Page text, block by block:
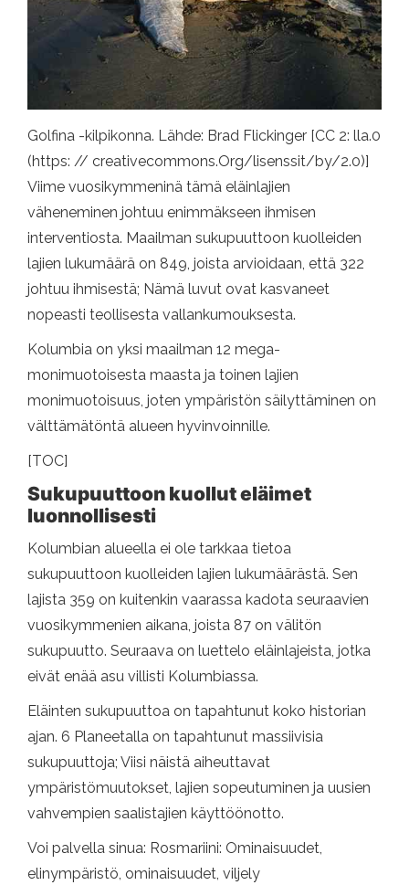
Golfina -kilpikonna. Lähde: Brad Flickinger [CC 2: lla.0
(https: // creativecommons.Org/lisenssit/by/2.0)]
Viime vuosikymmeninä tämä eläinlajien
väheneminen johtuu enimmäkseen ihmisen
interventiosta. Maailman sukupuuttoon kuolleiden
lajien lukumäärä on 849, joista arvioidaan, että 322
johtuu ihmisestä; Nämä luvut ovat kasvaneet
nopeasti teollisesta vallankumouksesta.
Kolumbia on yksi maailman 12 mega-
monimuotoisesta maasta ja toinen lajien
monimuotoisuus, joten ympäristön säilyttäminen on
välttämätöntä alueen hyvinvoinnille.
[TOC]
Sukupuuttoon kuollut eläimet
luonnollisesti
Kolumbian alueella ei ole tarkkaa tietoa
sukupuuttoon kuolleiden lajien lukumäärästä. Sen
lajista 359 on kuitenkin vaarassa kadota seuraavien
vuosikymmenien aikana, joista 87 on välitön
sukupuutto. Seuraava on luettelo eläinlajeista, jotka
eivät enää asu villisti Kolumbiassa.
Eläinten sukupuuttoa on tapahtunut koko historian
ajan. 6 Planeetalla on tapahtunut massiivisia
sukupuuttoja; Viisi näistä aiheuttavat
ympäristömuutokset, lajien sopeutuminen ja uusien
vahvempien saalistajien käyttöönotto.
Voi palvella sinua: Rosmariini: Ominaisuudet,
elinympäristö, ominaisuudet, viljely